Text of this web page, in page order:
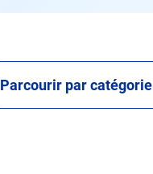
Parcourir par catégorie